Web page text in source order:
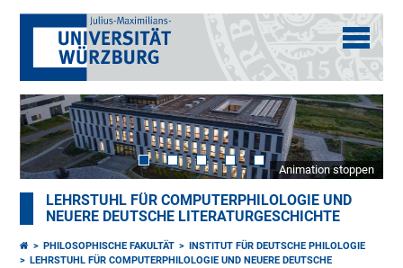
Animation stoppen
LEHRSTUHL FÜR COMPUTERPHILOLOGIE UND
NEUERE DEUTSCHE LITERATURGESCHICHTE
PHILOSOPHISCHE FAKULTÄT
INSTITUT FÜR DEUTSCHE PHILOLOGIE
LEHRSTUHL FÜR COMPUTERPHILOLOGIE UND NEUERE DEUTSCHE